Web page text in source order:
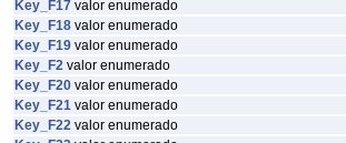
Key_F17 valor enumerado
Key_F18 valor enumerado
Key_F19 valor enumerado
Key_F2 valor enumerado
Key_F20 valor enumerado
Key_F21 valor enumerado
Key_F22 valor enumerado